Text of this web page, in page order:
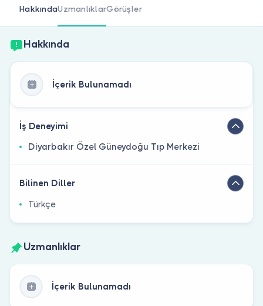
HakkındaUzmanlıklarGörüşler
Hakkında
İçerik Bulunamadı
İş Deneyimi
Diyarbakır Özel Güneydoğu Tıp Merkezi
Bilinen Diller
Türkçe
Uzmanlıklar
İçerik Bulunamadı